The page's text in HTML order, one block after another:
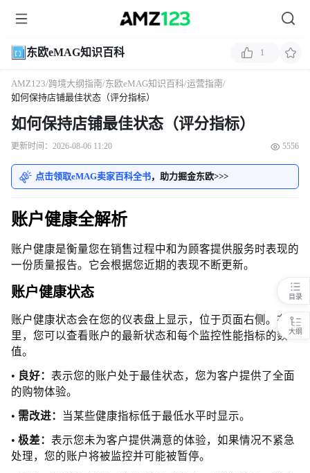
东欧eMAG知识百科 1
AMZ123/跨境大纲指南/东欧eMAG知识百科/运营指南/
如何保持店铺最佳状态（评分指标）
如何保持店铺最佳状态（评分指标）
更新时间：2026-08-06 11:20 5556
点击领取eMAG卖家百科全书，助力掘金东欧>>>
账户健康全解析
账户健康是衡量您在销售过程中和为顾客提供服务时表现的
一份质量报告。它会根据您近期的表现不断更新。
账户健康状态
账户健康状态会在您的仪表盘上显示，位于页面右侧。在这
里，您可以查看账户的最新状态和每个监控性能指标的数
值。
• 良好： 表示您的账户处于最佳状态，您为客户提供了全面
的购物体验。
• 需改进： 当某些健康指标低于最低水平时显示。
• 极差： 表示您未为客户提供满意的体验，如果情况不紧急
处理，您的账户将被监控并可能被暂停。
目录
大纲